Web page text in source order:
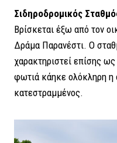
Σιδηροδρομικός
Βρίσκεται έξω από τον
Δράμα Παρανέστι. Ο
χαρακτηριστεί επίσης
φωτιά κάηκε ολόκληρη η
κατεστραμμένος.